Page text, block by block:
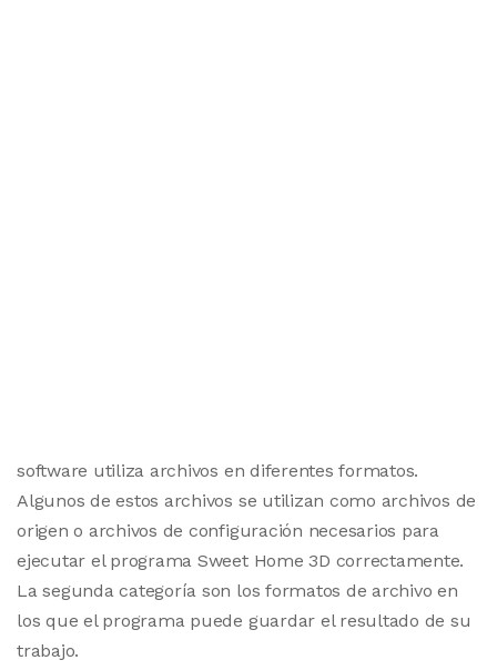
software utiliza archivos en diferentes formatos.
Algunos de estos archivos se utilizan como archivos de
origen o archivos de configuración necesarios para
ejecutar el programa Sweet Home 3D correctamente.
La segunda categoría son los formatos de archivo en
los que el programa puede guardar el resultado de su
trabajo.